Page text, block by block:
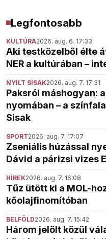
Legfontosabb
KULTÚRA2026. aug. 6. 17:33
Aki testközelből élte
NER a kultúrában –
NYÍLT SISAK2026. aug. 7. 17:31
Paksról máshogyan:
nyomában – a
Sisak
SPORT2026. aug. 7. 17:07
Zseniális húzással
Dávid a párizsi vizes
HÍREK2026. aug. 7. 16:08
Tűz ütött ki a MOL-
kőolajfinomítóban
BELFÖLD2026. aug. 7. 15:42
Három jelölt közül